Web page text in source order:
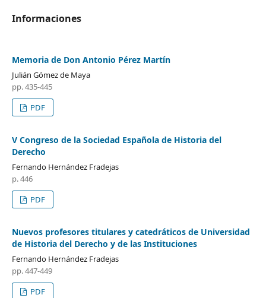
Informaciones
Memoria de Don Antonio Pérez Martín
Julián Gómez de Maya
pp. 435-445
PDF
V Congreso de la Sociedad Española de Historia del
Derecho
Fernando Hernández Fradejas
p. 446
PDF
Nuevos profesores titulares y catedráticos de Universidad
de Historia del Derecho y de las Instituciones
Fernando Hernández Fradejas
pp. 447-449
PDF